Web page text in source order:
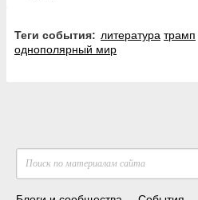
Теги события: литература трамп
однополярный мир